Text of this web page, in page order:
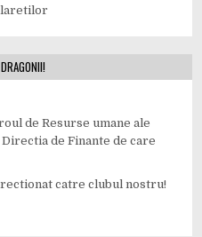
de Resurse umane ale
de Finante de care
catre clubul nostru!